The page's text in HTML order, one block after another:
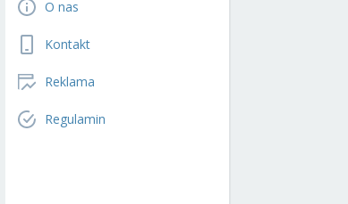
O nas
Kontakt
Reklama
Regulamin